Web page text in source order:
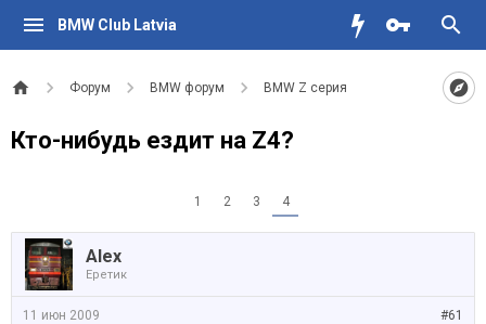
BMW Club Latvia
Форум BMW форум BMW Z серия
Кто-нибудь ездит на Z4?
1 2 3 4
Alex
Еретик
#61
11 июн 2009